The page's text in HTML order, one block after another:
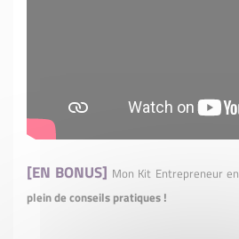
[EN BONUS] Mon Kit Entrepreneur en
plein de conseils pratiques !